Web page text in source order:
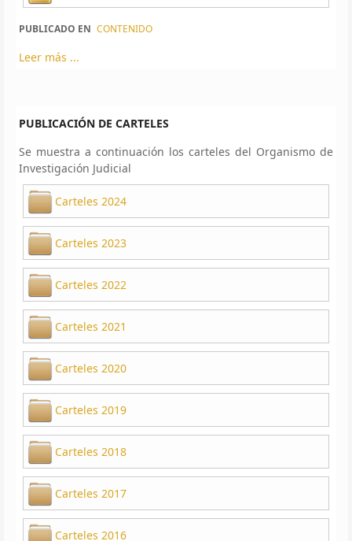
PUBLICADO EN CONTENIDO
Leer más ...
PUBLICACIÓN DE CARTELES
Se muestra a continuación los carteles del Organismo de
Investigación Judicial
Carteles 2024
Carteles 2023
Carteles 2022
Carteles 2021
Carteles 2020
Carteles 2019
Carteles 2018
Carteles 2017
Carteles 2016